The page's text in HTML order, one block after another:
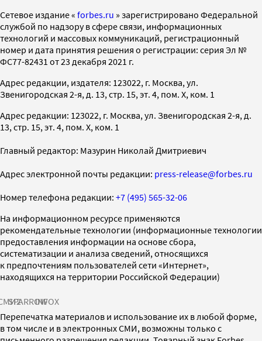
Cетевое издание « forbes.ru » зарегистрировано Федеральной
службой по надзору в сфере связи, информационных
технологий и массовых коммуникаций, регистрационный
номер и дата принятия решения о регистрации: серия Эл №
ФС77-82431 от 23 декабря 2021 г.
Адрес редакции, издателя: 123022, г. Москва, ул.
Звенигородская 2-я, д. 13, стр. 15, эт. 4, пом. X, ком. 1
Адрес редакции: 123022, г. Москва, ул. Звенигородская 2-я, д.
13, стр. 15, эт. 4, пом. X, ком. 1
Главный редактор: Мазурин Николай Дмитриевич
Адрес электронной почты редакции: press-release@forbes.ru
Номер телефона редакции: +7 (495) 565-32-06
На информационном ресурсе применяются
рекомендательные технологии (информационные технологии
предоставления информации на основе сбора,
систематизации и анализа сведений, относящихся
к предпочтениям пользователей сети «Интернет»,
находящихся на территории Российской Федерации)
SPARROWINFOX
Перепечатка материалов и использование их в любой форме,
в том числе и в электронных СМИ, возможны только с